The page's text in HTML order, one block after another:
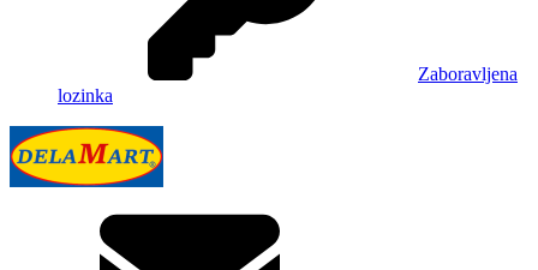
Zaboravljena
lozinka